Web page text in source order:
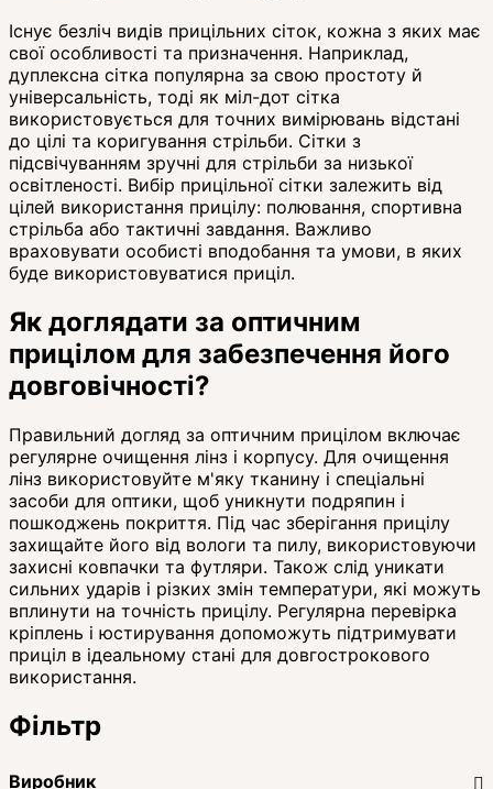
Існує безліч видів прицільних сіток, кожна з яких має
свої особливості та призначення. Наприклад,
дуплексна сітка популярна за свою простоту й
універсальність, тоді як міл-дот сітка
використовується для точних вимірювань відстані
до цілі та коригування стрільби. Сітки з
підсвічуванням зручні для стрільби за низької
освітленості. Вибір прицільної сітки залежить від
цілей використання прицілу: полювання, спортивна
стрільба або тактичні завдання. Важливо
враховувати особисті вподобання та умови, в яких
буде використовуватися приціл.
Як доглядати за оптичним
прицілом для забезпечення його
довговічності?
Правильний догляд за оптичним прицілом включає
регулярне очищення лінз і корпусу. Для очищення
лінз використовуйте м'яку тканину і спеціальні
засоби для оптики, щоб уникнути подряпин і
пошкоджень покриття. Під час зберігання прицілу
захищайте його від вологи та пилу, використовуючи
захисні ковпачки та футляри. Також слід уникати
сильних ударів і різких змін температури, які можуть
вплинути на точність прицілу. Регулярна перевірка
кріплень і юстирування допоможуть підтримувати
приціл в ідеальному стані для довгострокового
використання.
Фільтр
Виробник